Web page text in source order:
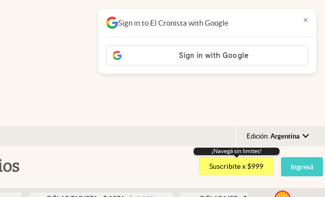
Edición: Argentina
Argentina
España
¡Navegá sin limites!
Suscribite x $999 Ingresá
Sign in to El Cronista with Google ×